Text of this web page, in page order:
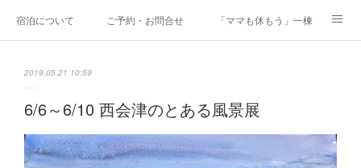
宿泊について ご予約・お問合せ 「ママも休もう」一棟貸しファ
2019.05.21 10:59
6/6～6/10 西会津のとある風景展